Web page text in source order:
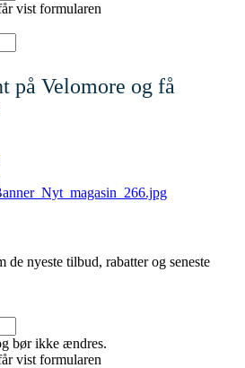
vist formularen
på Velomore og få
nyeste tilbud, rabatter og seneste
bør ikke ændres.
vist formularen